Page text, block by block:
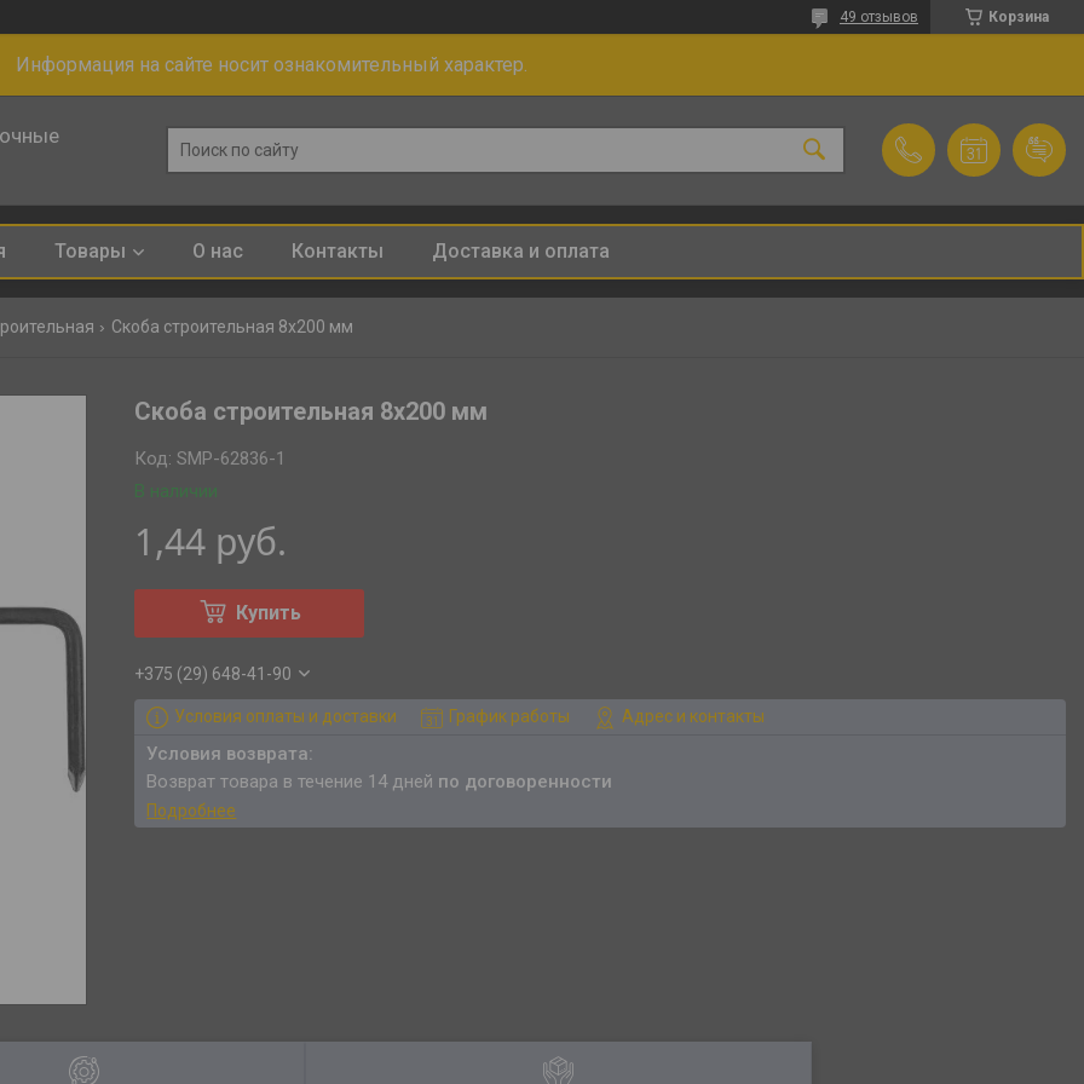
Корзина
49 отзывов
Информация на сайте носит ознакомительный характер.
Товары О нас Контакты Доставка и оплата
Скоба строительная 8х200 мм
Скоба строительная 8х200 мм
В наличии
Код:SMP-62836-1
1,44 руб.
Купить
+375 (29) 648-41-90
Условия оплаты и доставки График работы Адрес и контакты
возврат товара в течение 14 дней по договоренности
Подробнее